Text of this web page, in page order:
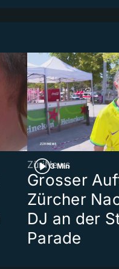
3 Min
ZüriNews
Grosser
Zürcher
DJ an der
Parade